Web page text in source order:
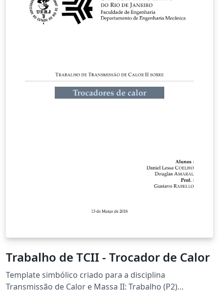
Trabalho de TCII - Trocador de Calor
Template simbólico criado para a disciplina
Transmissão de Calor e Massa II: Trabalho (P2)